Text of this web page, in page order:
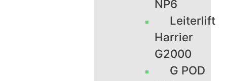
NP6
Leiterlift
Harrier
G2000
G POD